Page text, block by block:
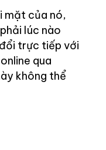
mặt của nó,
lúc nào
trực tiếp với
qua
không thể